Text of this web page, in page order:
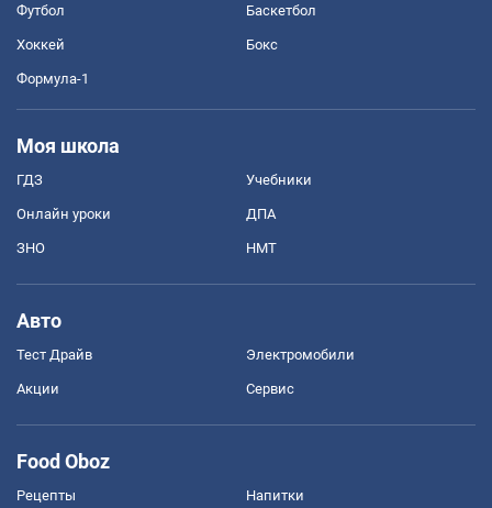
Футбол Баскетбол
Хоккей Бокс
Формула-1
Моя школа
ГДЗ Учебники
Онлайн уроки ДПА
ЗНО НМТ
Авто
Тест Драйв Электромобили
Акции Сервис
Food Oboz
Рецепты Напитки